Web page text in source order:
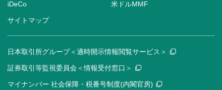
iDeCo 米ドルMMF
サイトマップ
日本取引所グループ＜適時開示情報閲覧サービス＞
証券取引等監視委員会＜情報受付窓口＞
マイナンバー 社会保障・税番号制度(内閣官房)